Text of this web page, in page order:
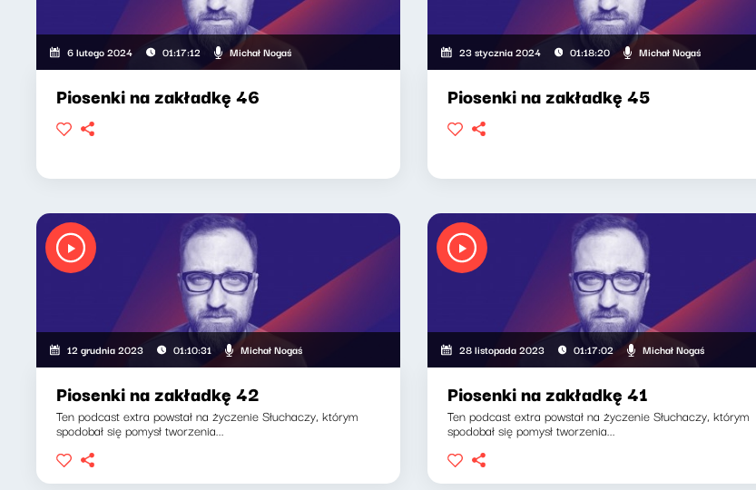
6 lutego 2024 01:17:12 Michał Nogaś
Piosenki na zakładkę 46
23 stycznia 2024 01:18:20 Michał Nogaś
Piosenki na zakładkę 45
12 grudnia 2023 01:10:31 Michał Nogaś
Piosenki na zakładkę 42
Ten podcast extra powstał na życzenie Słuchaczy, którym
spodobał się pomysł tworzenia...
28 listopada 2023 01:17:02 Michał Nogaś
Piosenki na zakładkę 41
Ten podcast extra powstał na życzenie Słuchaczy, którym
spodobał się pomysł tworzenia...